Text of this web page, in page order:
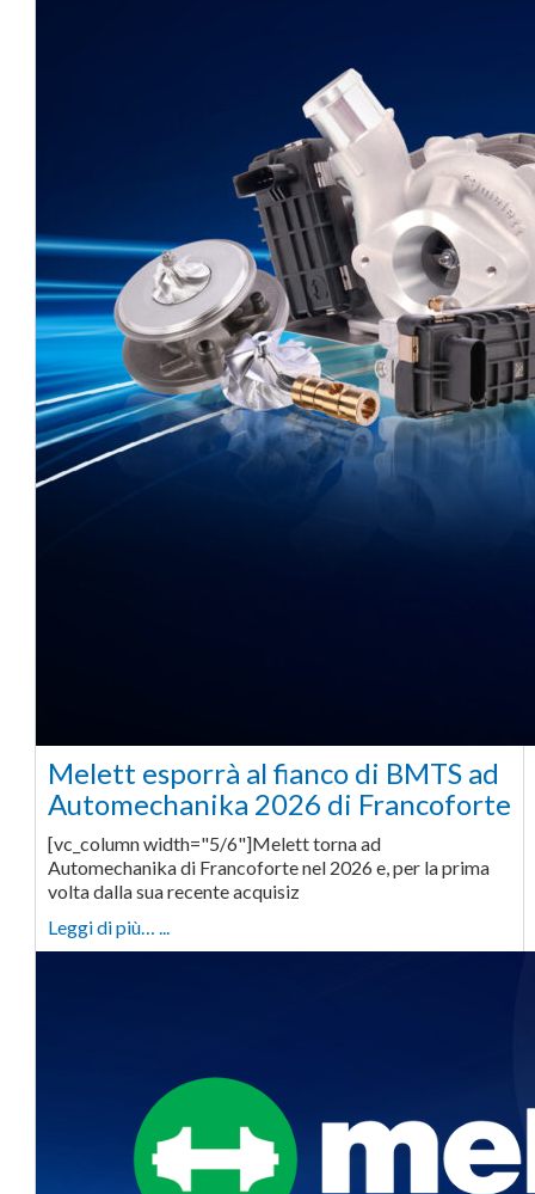
Melett esporrà al fianco di BMTS ad
Automechanika 2026 di Francoforte
[vc_column width="5/6"]Melett torna ad
Automechanika di Francoforte nel 2026 e, per la prima
volta dalla sua recente acquisiz
Leggi di più… ...